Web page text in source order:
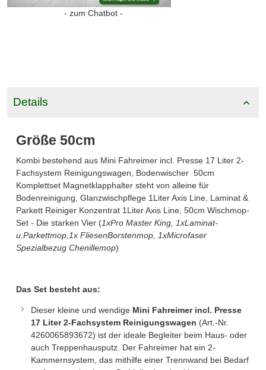
- zum Chatbot -
Details
Größe 50cm
Kombi bestehend aus Mini Fahreimer incl. Presse 17 Liter 2-
Fachsystem Reinigungswagen, Bodenwischer 50cm
Komplettset Magnetklapphalter steht von alleine für
Bodenreinigung, Glanzwischpflege 1Liter Axis Line, Laminat &
Parkett Reiniger Konzentrat 1Liter Axis Line, 50cm Wischmop-
Set - Die starken Vier (1xPro Master King, 1xLaminat-
u.Parkettmop,1x FliesenBorstenmop, 1xMicrofaser
Spezialbezug Chenillemop)
Das Set besteht aus:
Dieser kleine und wendige Mini Fahreimer incl. Presse
17 Liter 2-Fachsystem Reinigungswagen (Art.-Nr.
4260065893672) ist der ideale Begleiter beim Haus- oder
auch Treppenhausputz. Der Fahreimer hat ein 2-
Kammernsystem, das mithilfe einer Trennwand bei Bedarf